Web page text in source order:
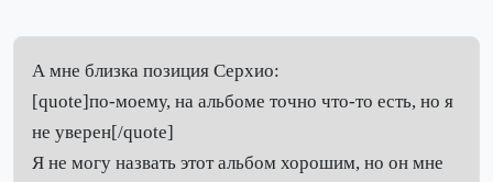
А мне близка позиция Серхио:
[quote]по-моему, на альбоме точно что-то есть, но я
не уверен[/quote]
Я не могу назвать этот альбом хорошим, но он мне